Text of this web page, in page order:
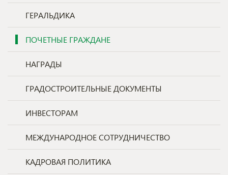
ГЕРАЛЬДИКА
ПОЧЕТНЫЕ ГРАЖДАНЕ
НАГРАДЫ
ГРАДОСТРОИТЕЛЬНЫЕ ДОКУМЕНТЫ
ИНВЕСТОРАМ
МЕЖДУНАРОДНОЕ СОТРУДНИЧЕСТВО
КАДРОВАЯ ПОЛИТИКА